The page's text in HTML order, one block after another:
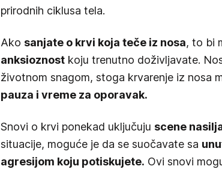
prirodnih ciklusa tela.
Ako sanjate o krvi koja teče iz nosa, to bi
anksioznost koju trenutno doživljavate.
životnom snagom, stoga krvarenje iz nosa
pauza i vreme za oporavak.
Snovi o krvi ponekad uključuju scene
situacije, moguće je da se suočavate sa
agresijom koju potiskujete. Ovi snovi